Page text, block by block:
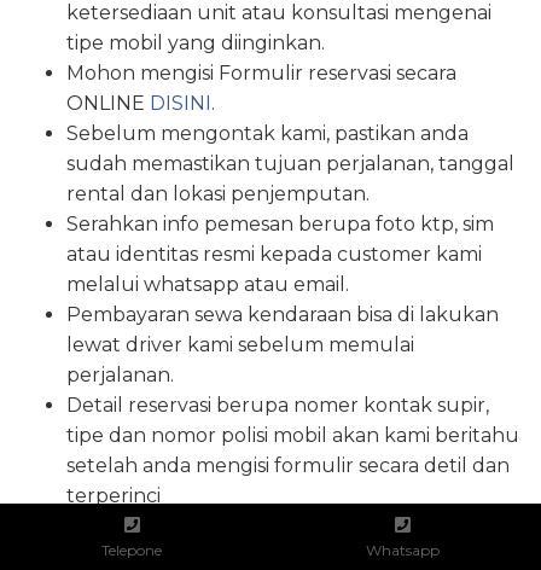
ketersediaan unit atau konsultasi mengenai
tipe mobil yang diinginkan.
Mohon mengisi Formulir reservasi secara
ONLINE DISINI .
Sebelum mengontak kami, pastikan anda
sudah memastikan tujuan perjalanan, tanggal
rental dan lokasi penjemputan.
Serahkan info pemesan berupa foto ktp, sim
atau identitas resmi kepada customer kami
melalui whatsapp atau email.
Pembayaran sewa kendaraan bisa di lakukan
lewat driver kami sebelum memulai
perjalanan.
Detail reservasi berupa nomer kontak supir,
tipe dan nomor polisi mobil akan kami beritahu
setelah anda mengisi formulir secara detil dan
terperinci
FAQ Tanya Jawab Rental Mobil
Telepone Whatsapp